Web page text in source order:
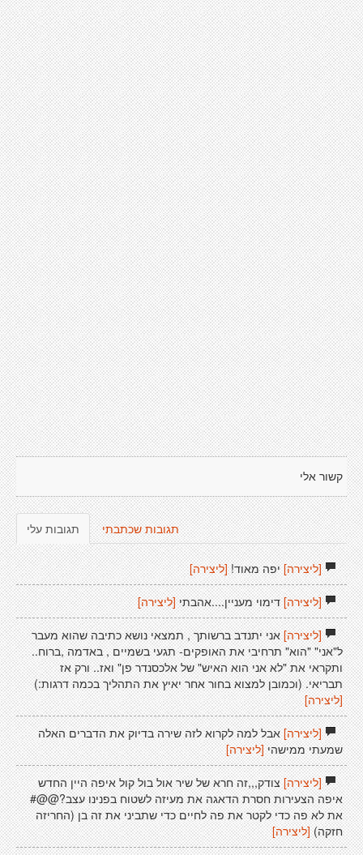
קשור אלי
תגובות עלי תגובות שכתבתי
[ליצירה]יפה מאוד! [ליצירה]
[ליצירה]דימוי מעניין....אהבתי[ליצירה]
[ליצירה]אני יתנדב ברשותך , תמצאי נושא כתיבה שהוא מעבר
ל"אני" "הוא" תרחיבי את האופקים- תגעי בשמיים , באדמה ,ברוח..
ותקראי את "לא אני הוא האיש" של אלכסנדר פן" ואז.. ורק אז
תבריאי. (וכמובן למצוא בחור אחר יאיץ את התהליך בכמה דרגות:)
[ליצירה]
[ליצירה]אבל למה לקרוא לזה שירה בדיוק את הדברים האלה
שמעתי ממישהי [ליצירה]
[ליצירה]צודק,,,זה חרא של שיר אול בול קול איפה היין החדש
איפה הצעירות חסרת הדאגה את מעיזה לשטוח בפנינו עצב?@@#
את לא פה כדי לקטר את פה לחיים כדי שתביני את זה בן (החריזה
חזקה) [ליצירה]